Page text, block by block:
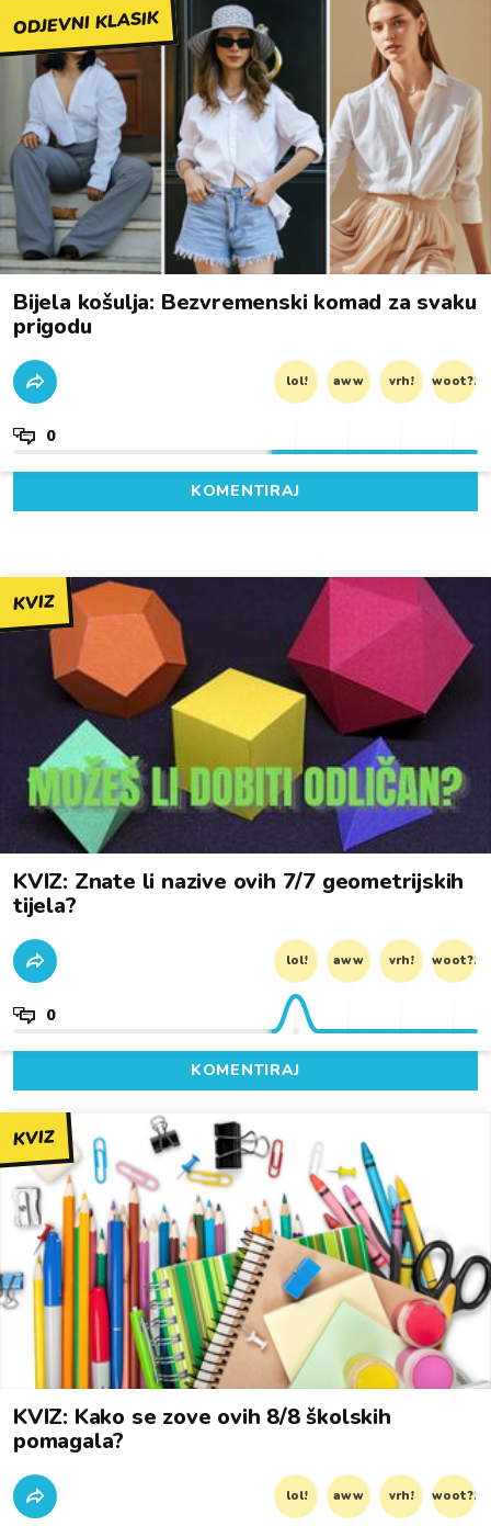
ODJEVNI KLASIK
Bijela košulja: Bezvremenski komad za svaku
prigodu
lol! aww vrh! woot?!
0
KOMENTIRAJ
KVIZ
KVIZ: Znate li nazive ovih 7/7 geometrijskih
tijela?
lol! aww vrh! woot?!
0
KOMENTIRAJ
KVIZ
KVIZ: Kako se zove ovih 8/8 školskih
pomagala?
lol! aww vrh! woot?!